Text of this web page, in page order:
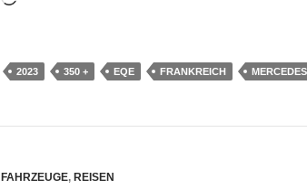
2023 350 + EQE FRANKREICH MERCEDES
FAHRZEUGE, REISEN